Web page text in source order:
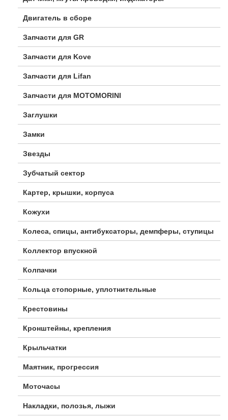
Двигатель в сборе
Запчасти для GR
Запчасти для Kove
Запчасти для Lifan
Запчасти для MOTOMORINI
Заглушки
Замки
Звезды
Зубчатый сектор
Картер, крышки, корпуса
Кожухи
Колеса, спицы, антибуксаторы, демпферы, ступицы
Коллектор впускной
Колпачки
Кольца стопорные, уплотнительные
Крестовины
Кронштейны, крепления
Крыльчатки
Маятник, прогрессия
Моточасы
Накладки, полозья, лыжи